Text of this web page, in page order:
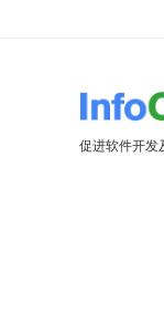
促进软件开发